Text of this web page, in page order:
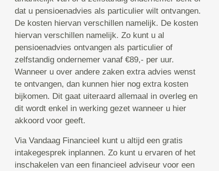
dat u pensioenadvies als particulier wilt ontvangen.
De kosten hiervan verschillen namelijk. De kosten
hiervan verschillen namelijk. Zo kunt u al
pensioenadvies ontvangen als particulier of
zelfstandig ondernemer vanaf €89,- per uur.
Wanneer u over andere zaken extra advies wenst
te ontvangen, dan kunnen hier nog extra kosten
bijkomen. Dit gaat uiteraard allemaal in overleg en
dit wordt enkel in werking gezet wanneer u hier
akkoord voor geeft.
Via Vandaag Financieel kunt u altijd een gratis
intakegesprek inplannen. Zo kunt u ervaren of het
inschakelen van een financieel adviseur voor een